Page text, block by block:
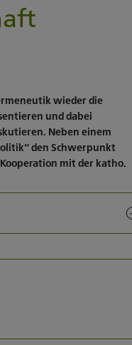
wieder die
und dabei
Neben einem
den Schwerpunkt
mit der katho.